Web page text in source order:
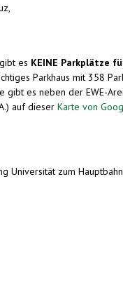
es KEINE Parkplätze
Parkhaus mit 358
es neben der EWE-
auf dieser Karte von
Universität zum